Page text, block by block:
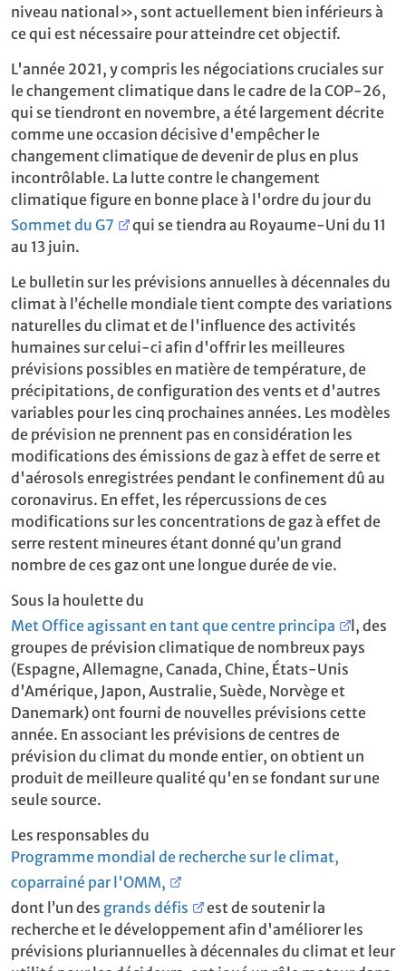
niveau national», sont actuellement bien inférieurs à
ce qui est nécessaire pour atteindre cet objectif.
L'année 2021, y compris les négociations cruciales sur
le changement climatique dans le cadre de la COP‑26,
qui se tiendront en novembre, a été largement décrite
comme une occasion décisive d'empêcher le
changement climatique de devenir de plus en plus
incontrôlable. La lutte contre le changement
climatique figure en bonne place à l'ordre du jour du
Sommet du G7
qui se tiendra au Royaume-Uni du 11
au 13 juin.
Le bulletin sur les prévisions annuelles à décennales du
climat à l’échelle mondiale tient compte des variations
naturelles du climat et de l'influence des activités
humaines sur celui-ci afin d'offrir les meilleures
prévisions possibles en matière de température, de
précipitations, de configuration des vents et d'autres
variables pour les cinq prochaines années. Les modèles
de prévision ne prennent pas en considération les
modifications des émissions de gaz à effet de serre et
d'aérosols enregistrées pendant le confinement dû au
coronavirus. En effet, les répercussions de ces
modifications sur les concentrations de gaz à effet de
serre restent mineures étant donné qu’un grand
nombre de ces gaz ont une longue durée de vie.
Sous la houlette du
Met Office agissant en tant que centre principa
l, des
groupes de prévision climatique de nombreux pays
(Espagne, Allemagne, Canada, Chine, États-Unis
d'Amérique, Japon, Australie, Suède, Norvège et
Danemark) ont fourni de nouvelles prévisions cette
année. En associant les prévisions de centres de
prévision du climat du monde entier, on obtient un
produit de meilleure qualité qu'en se fondant sur une
seule source.
Les responsables du
Programme mondial de recherche sur le climat,
coparrainé par l'OMM,
dont l’un des grands défis
est de soutenir la
recherche et le développement afin d'améliorer les
prévisions pluriannuelles à décennales du climat et leur